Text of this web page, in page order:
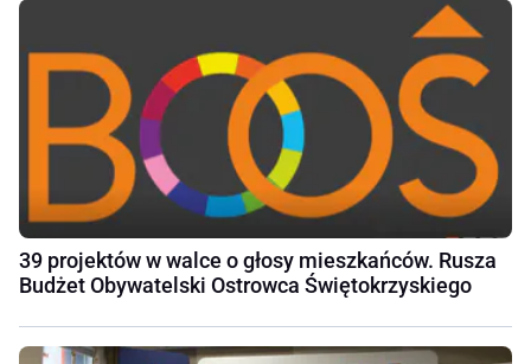
39 projektów w walce o głosy mieszkańców. Rusza
Budżet Obywatelski Ostrowca Świętokrzyskiego